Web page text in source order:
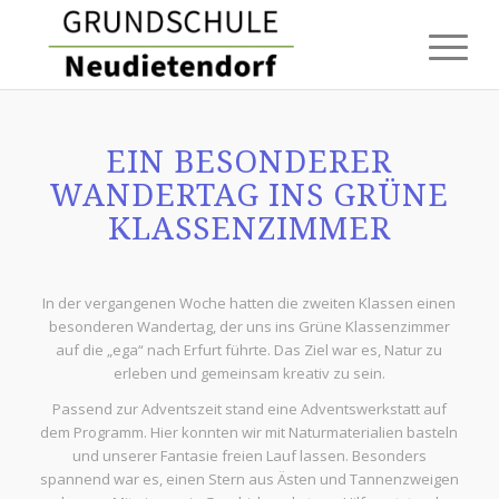
EIN BESONDERER
WANDERTAG INS GRÜNE
KLASSENZIMMER
In der vergangenen Woche hatten die zweiten Klassen einen
besonderen Wandertag, der uns ins Grüne Klassenzimmer
auf die „ega“ nach Erfurt führte. Das Ziel war es, Natur zu
erleben und gemeinsam kreativ zu sein.
Passend zur Adventszeit stand eine Adventswerkstatt auf
dem Programm. Hier konnten wir mit Naturmaterialien basteln
und unserer Fantasie freien Lauf lassen. Besonders
spannend war es, einen Stern aus Ästen und Tannenzweigen